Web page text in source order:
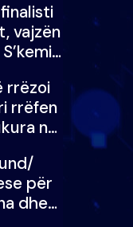
vajzën
rrëzoi
rrëfen
në
për
dhe